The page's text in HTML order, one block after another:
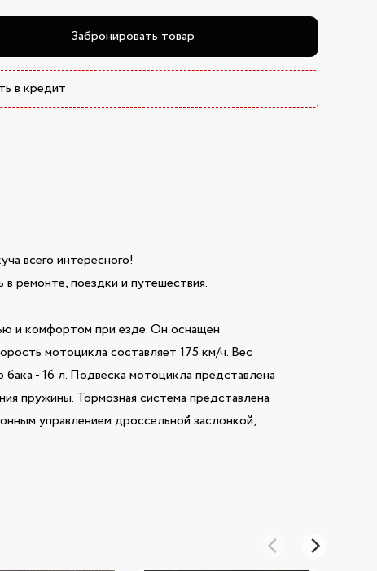
Забронировать товар
в кредит
всего интересного!
ремонте, поездки и путешествия.
и комфортом при езде. Он оснащен
мотоцикла составляет 175 км/ч. Вес
- 16 л. Подвеска мотоцикла представлена
пружины. Тормозная система представлена
управлением дроссельной заслонкой,